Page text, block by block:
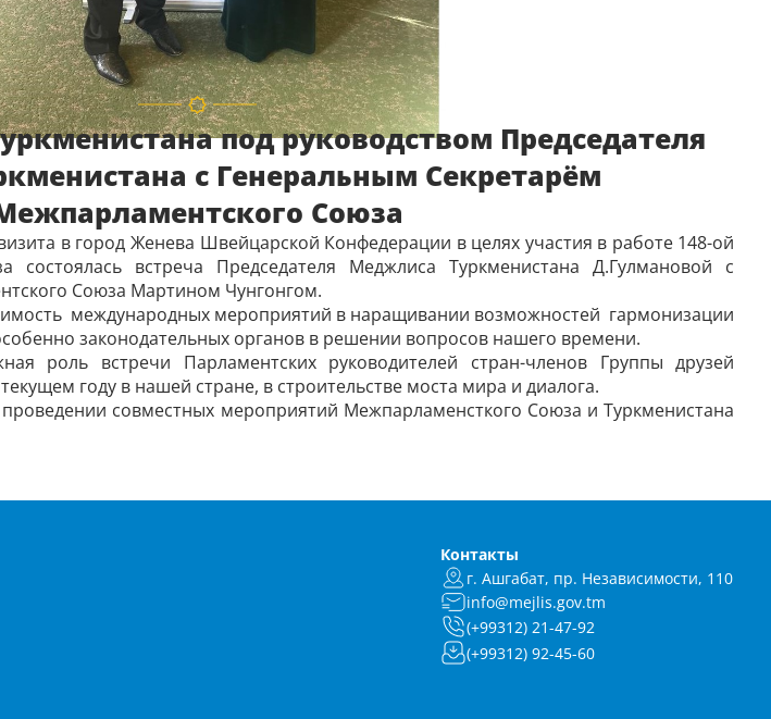
под руководством Председателя
с Генеральным Секретарём
Союза
в город Женева Швейцарской Конфедерации в целях участия в работе 148-ой
состоялась встреча Председателя Меджлиса Туркменистана Д.Гулмановой с
Союза Мартином Чунгонгом.
международных мероприятий в наращивании возможностей гармонизации
законодательных органов в решении вопросов нашего времени.
роль встречи Парламентских руководителей стран-членов Группы друзей
году в нашей стране, в строительстве моста мира и диалога.
совместных мероприятий Межпарламенсткого Союза и Туркменистана
Контакты
г. Ашгабат, пр. Независимости, 110
info@mejlis.gov.tm
(+99312) 21-47-92
(+99312) 92-45-60